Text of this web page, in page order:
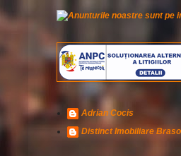
Adrian Cocis
Distinct Imobiliare